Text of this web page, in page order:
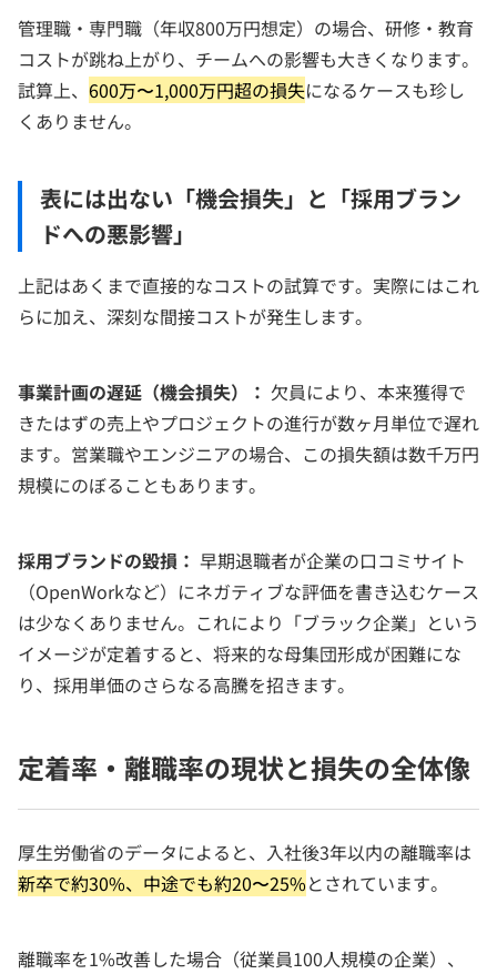
管理職・専門職（年収800万円想定）の場合、研修・教育
コストが跳ね上がり、チームへの影響も大きくなります。
試算上、 600万〜1,000万円超の損失になるケースも珍し
くありません。
表には出ない「機会損失」と「採用ブラン
ドへの悪影響」
上記はあくまで直接的なコストの試算です。実際にはこれ
らに加え、深刻な間接コストが発生します。
事業計画の遅延（機会損失）： 欠員により、本来獲得で
きたはずの売上やプロジェクトの進行が数ヶ月単位で遅れ
ます。営業職やエンジニアの場合、この損失額は数千万円
規模にのぼることもあります。
採用ブランドの毀損： 早期退職者が企業の口コミサイト
（OpenWorkなど）にネガティブな評価を書き込むケース
は少なくありません。これにより「ブラック企業」という
イメージが定着すると、将来的な母集団形成が困難にな
り、採用単価のさらなる高騰を招きます。
定着率・離職率の現状と損失の全体像
厚生労働省のデータによると、入社後3年以内の離職率は
新卒で約30%、中途でも約20〜25%とされています。
離職率を1%改善した場合（従業員100人規模の企業）、